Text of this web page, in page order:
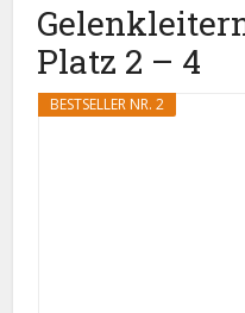
Platz 2 – 4
BESTSELLER NR. 2